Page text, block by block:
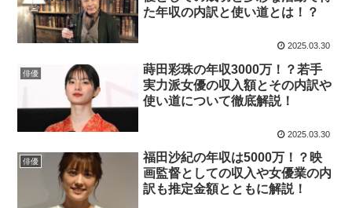
た年収の内訳と使い道とは！？
2025.03.30
俳優
蒔田彩珠の年収3000万！？若手
実力派女優の収入額とその内訳や
使い道について徹底解説！
2025.03.30
俳優
福田沙紀の年収は5000万！？映
画監督としての収入や女優業の内
訳も推定金額とともに解説！